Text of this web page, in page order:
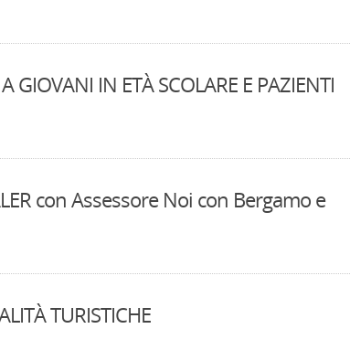
GIOVANI IN ETÀ SCOLARE E PAZIENTI
con Assessore Noi con Bergamo e
TURISTICHE